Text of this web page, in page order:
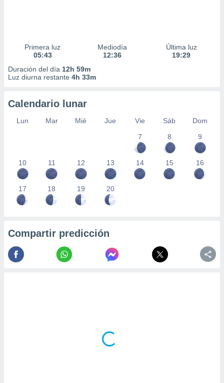
Primera luz
05:43
Mediodía
12:36
Última luz
19:29
Duración del día 12h 59m
Luz diurna restante 4h 33m
Calendario lunar
Lun Mar Mié Jue Vie Sáb
Dom
7
8 9
10 11 12 13 14 15 16
17 18 19 20
Compartir predicción